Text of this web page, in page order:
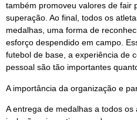
também promoveu valores de fair
superação. Ao final, todos os
medalhas, uma forma de
esforço despendido em campo.
futebol de base, a experiência de
pessoal são tão importantes
A importância da organização e
A entrega de medalhas a todos